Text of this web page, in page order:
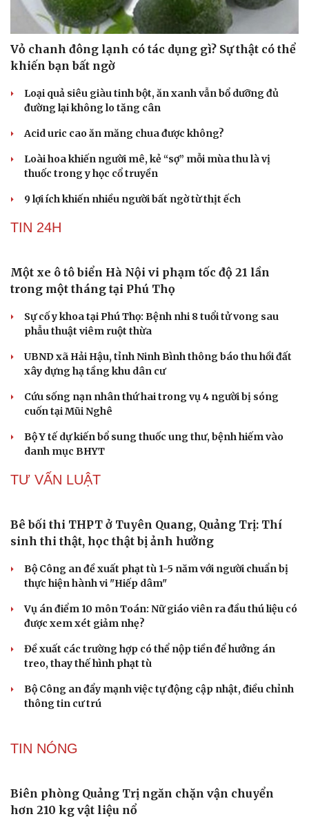
Du lịch
Tư vấn
check-in
Podcast
SỨC KHỎE
Vỏ chanh đông lạnh có tác dụng gì? Sự thật có thể
khiến bạn bất ngờ
đường lại không lo tăng cân
Acid uric cao ăn măng chua được không?
Loài hoa khiến người mê, kẻ “sợ” mỗi mùa thu là vị
thuốc trong y học cổ truyền
9 lợi ích khiến nhiều người bất ngờ từ thịt ếch
Một xe ô tô biển Hà Nội vi phạm tốc độ 21 lần
trong một tháng tại Phú Thọ
Sự cố y khoa tại Phú Thọ: Bệnh nhi 8 tuổi tử vong sau
phẫu thuật viêm ruột thừa
xây dựng hạ tầng khu dân cư
cuốn tại Mũi Nghê
Bộ Y tế dự kiến bổ sung thuốc ung thư, bệnh hiếm vào
danh mục BHYT